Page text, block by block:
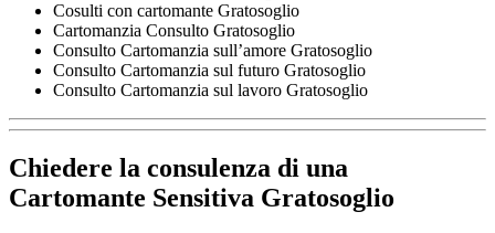
Cosulti con cartomante Gratosoglio
Cartomanzia Consulto Gratosoglio
Consulto Cartomanzia sull’amore Gratosoglio
Consulto Cartomanzia sul futuro Gratosoglio
Consulto Cartomanzia sul lavoro Gratosoglio
Chiedere la consulenza di una
Cartomante Sensitiva Gratosoglio